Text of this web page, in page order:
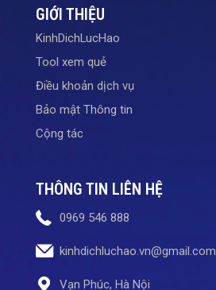
GIỚI THIỆU
KinhDichLucHao
Tool xem quẻ
Điều khoản dịch vụ
Bảo mật Thông tin
Cộng tác
THÔNG TIN LIÊN HỆ
0969 546 888
kinhdichluchao.vn@gmail.com
Vạn Phúc, Hà Nội